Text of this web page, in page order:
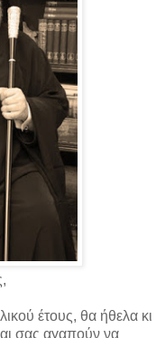
έτους, θα ήθελα κι
σας αγαπούν να